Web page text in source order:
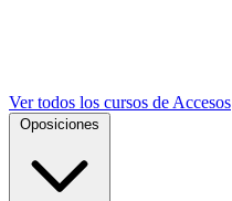
Ver todos los cursos de Accesos
Oposiciones